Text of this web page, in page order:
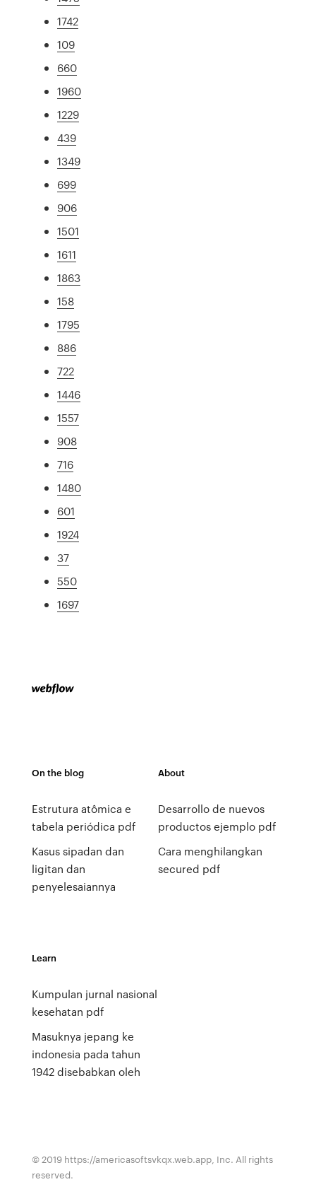
1742
109
660
1960
1229
439
1349
699
906
1501
1611
1863
158
1795
886
722
1446
1557
908
716
1480
601
1924
37
550
1697
On the blog
Estrutura atômica e
tabela periódica pdf
Kasus sipadan dan
ligitan dan
penyelesaiannya
About
Desarrollo de nuevos
productos ejemplo pdf
Cara menghilangkan
secured pdf
Learn
Kumpulan jurnal nasional
kesehatan pdf
Masuknya jepang ke
indonesia pada tahun
1942 disebabkan oleh
© 2019 https://americasoftsvkqx.web.app, Inc. All rights
reserved.